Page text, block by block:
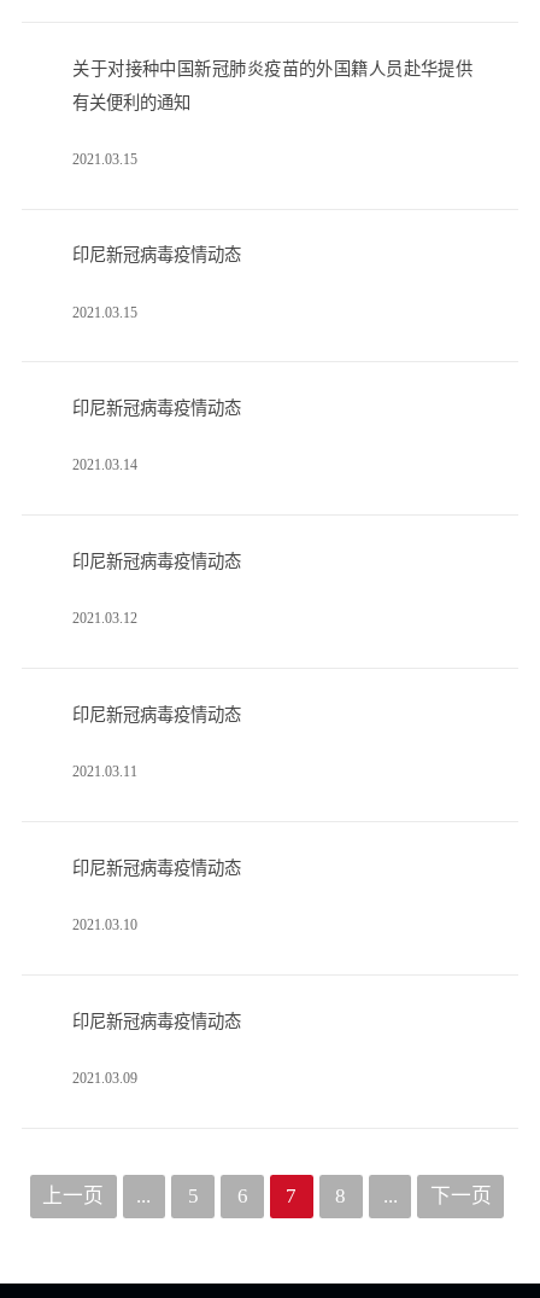
关于对接种中国新冠肺炎疫苗的外国籍人员赴华提供
有关便利的通知
2021.03.15
印尼新冠病毒疫情动态
2021.03.15
印尼新冠病毒疫情动态
2021.03.14
印尼新冠病毒疫情动态
2021.03.12
印尼新冠病毒疫情动态
2021.03.11
印尼新冠病毒疫情动态
2021.03.10
印尼新冠病毒疫情动态
2021.03.09
上一页 ... 5 6 7 8 ... 下一页